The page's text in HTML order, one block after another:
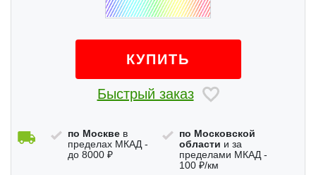
КУПИТЬ
Быстрый заказ
по Москве в
пределах МКАД -
до 8000 ₽
по Московской
области и за
пределами МКАД -
100 ₽/км